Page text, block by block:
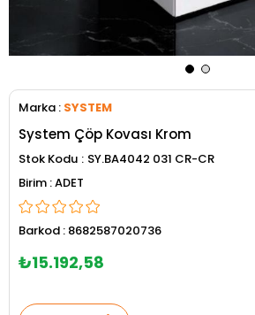
Marka : SYSTEM
System Çöp Kovası Krom
Stok Kodu
SY.BA4042 031 CR-CR
ADET
Barkod : 8682587020736
₺15.192,58